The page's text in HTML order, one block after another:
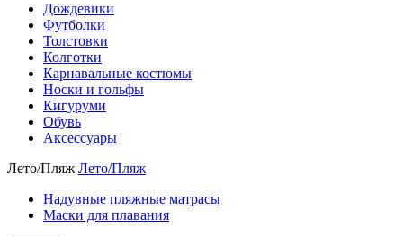
Дождевики
Футболки
Толстовки
Колготки
Карнавальные костюмы
Носки и гольфы
Кигуруми
Обувь
Аксессуары
Лето/Пляж Лето/Пляж
Надувные пляжные матрасы
Маски для плавания